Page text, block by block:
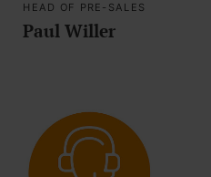
HEAD OF PRE-SALES
Paul Willer